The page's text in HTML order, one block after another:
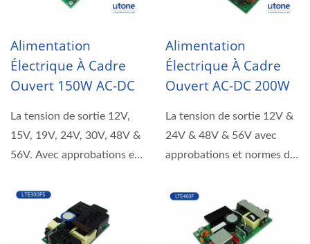
Alimentation
Électrique À Cadre
Ouvert 150W AC-DC
La tension de sortie 12V,
15V, 19V, 24V, 30V, 48V &
56V. Avec approbations et
Alimentation
Électrique À Cadre
Ouvert AC-DC 200W
La tension de sortie 12V &
24V & 48V & 56V avec
approbations et normes de